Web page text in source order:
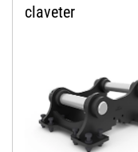
claveter